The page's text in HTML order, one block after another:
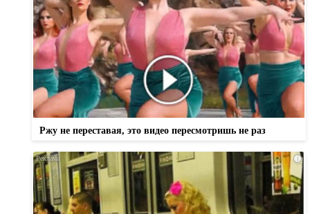
Ржу не переставая, это видео пересмотришь не раз
i